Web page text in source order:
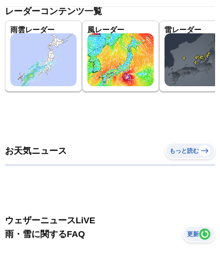
レーダーコンテンツ一覧
雨雲レーダー 風レーダー 雷レーダー
お天気ニュース もっと読む
ウェザーニュースLiVE
雨・雪に関するFAQ
更新